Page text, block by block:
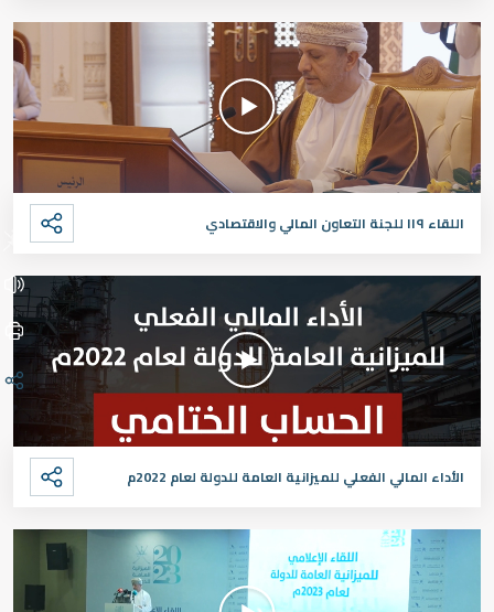
اللقاء ١١٩ للجنة التعاون المالي والاقتصادي
الأداء المالي الفعلي للميزانية العامة للدولة لعام 2022م